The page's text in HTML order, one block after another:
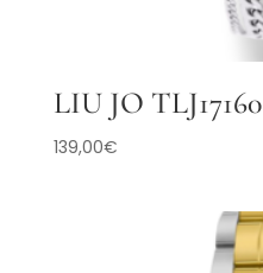
LIU JO TLJ17160
139,00€